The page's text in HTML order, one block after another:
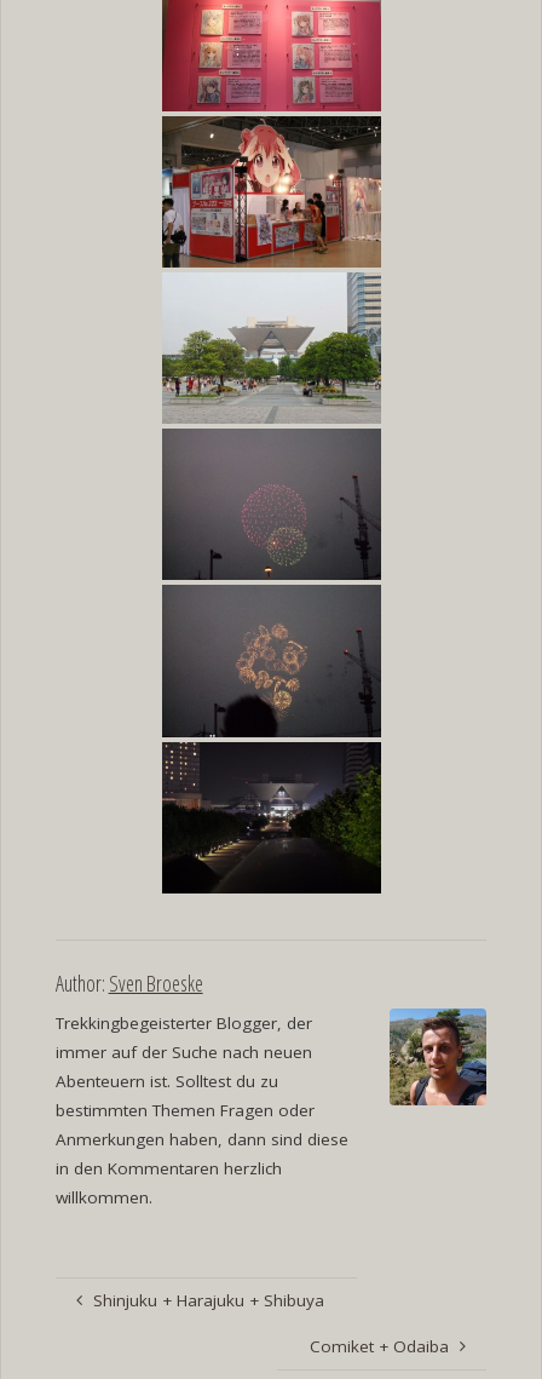
Author: Sven Broeske
Trekkingbegeisterter Blogger, der
immer auf der Suche nach neuen
Abenteuern ist. Solltest du zu
bestimmten Themen Fragen oder
Anmerkungen haben, dann sind diese
in den Kommentaren herzlich
willkommen.
Shinjuku + Harajuku + Shibuya
Comiket + Odaiba